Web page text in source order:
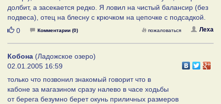
долбит, а засекается редко. Я ловил на чистый балансир (без
подвеса), отец на блесну с крючком на цепочке с подсадкой.
Нравится
0 Комментарии (0) Леха
пожаловаться
Кобона (Ладожское озеро)
02.01.2005 16:59
только что позвонил знакомый говорит что в
кабоне за магазином сразу налево в часе ходьбы
от берега безумно берет окунь приличных размеров